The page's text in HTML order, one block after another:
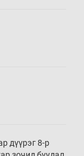
дүүрэг 8-р